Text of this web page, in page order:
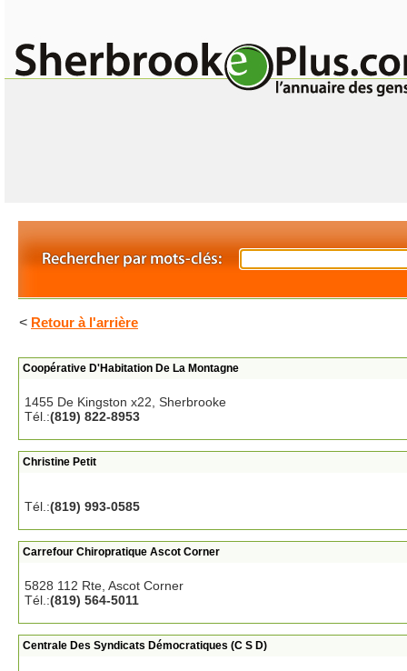
< Retour à l'arrière
Coopérative D'Habitation De La Montagne
1455 De Kingston x22, Sherbrooke
Tél.:(819) 822-8953
Christine Petit
Tél.:(819) 993-0585
Carrefour Chiropratique Ascot Corner
5828 112 Rte, Ascot Corner
Tél.:(819) 564-5011
Centrale Des Syndicats Démocratiques (C S D)